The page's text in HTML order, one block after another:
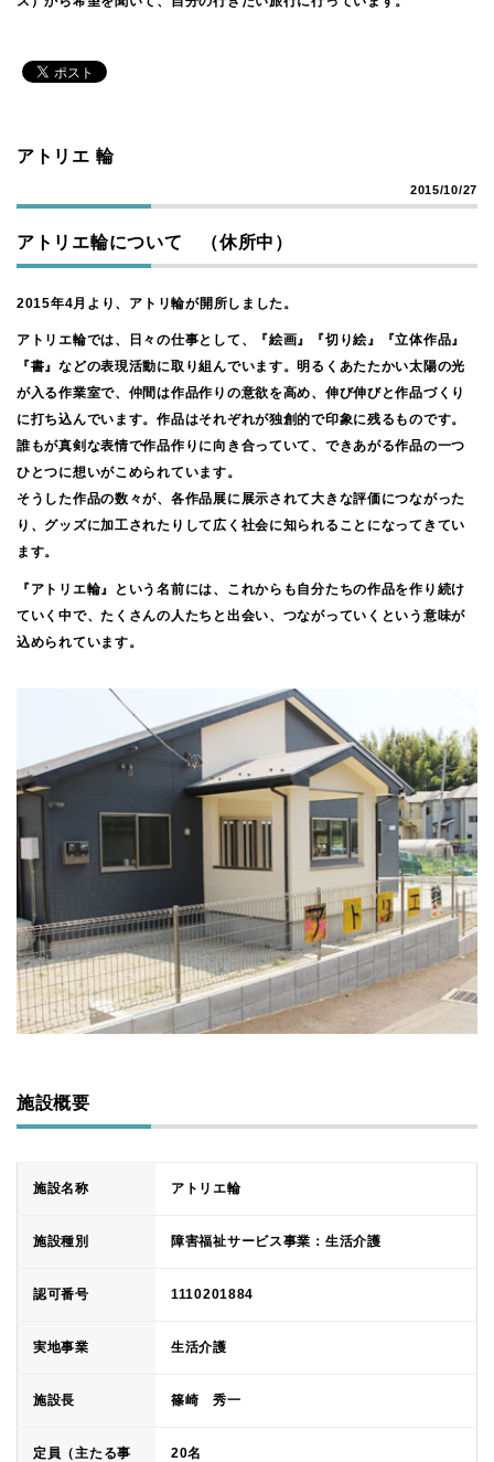
アトリエ 輪
2015/10/27
アトリエ輪について （休所中）
2015年4月より、アトリ輪が開所しました。
アトリエ輪では、日々の仕事として、『絵画』『切り絵』『立体作品』
『書』などの表現活動に取り組んでいます。明るくあたたかい太陽の光
が入る作業室で、仲間は作品作りの意欲を高め、伸び伸びと作品づくり
に打ち込んでいます。作品はそれぞれが独創的で印象に残るものです。
誰もが真剣な表情で作品作りに向き合っていて、できあがる作品の一つ
ひとつに想いがこめられています。
そうした作品の数々が、各作品展に展示されて大きな評価につながった
り、グッズに加工されたりして広く社会に知られることになってきてい
ます。
『アトリエ輪』という名前には、これからも自分たちの作品を作り続け
ていく中で、たくさんの人たちと出会い、つながっていくという意味が
込められています。
施設概要
施設名称 アトリエ輪
施設種別 障害福祉サービス事業：生活介護
認可番号 1110201884
実地事業 生活介護
施設長 篠崎 秀一
定員（主たる事 20名